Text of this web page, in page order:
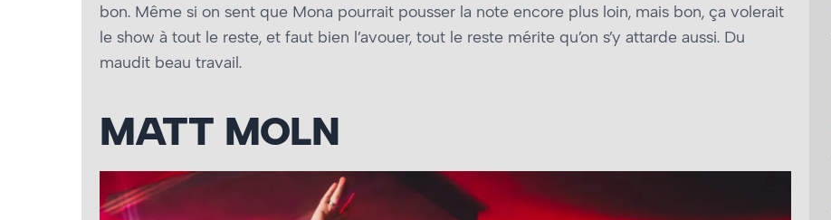
bon. Même si on sent que Mona pourrait pousser la note encore plus loin, mais bon, ça volerait
le show à tout le reste, et faut bien l’avouer, tout le reste mérite qu’on s’y attarde aussi. Du
maudit beau travail.
MATT MOLN